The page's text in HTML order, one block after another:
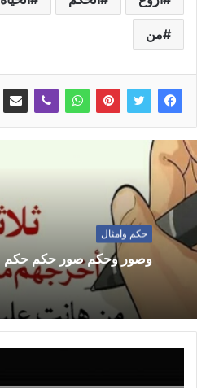
من
حكم وامثال
وصور وحكم صور حكم حكم